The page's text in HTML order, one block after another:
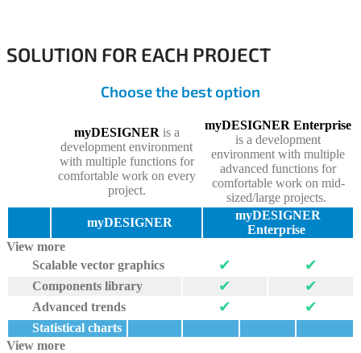
SOLUTION FOR EACH PROJECT
Choose the best option
myDESIGNER is a
development environment
with multiple functions for
comfortable work on every
project.
myDESIGNER Enterprise
is a development
environment with multiple
advanced functions for
comfortable work on mid-
sized/large projects.
myDESIGNER
myDESIGNER
Enterprise
View more
Scalable vector graphics
✔︎ ✔︎
Components library ✔︎ ✔︎
Advanced trends ✔︎ ✔︎
Statistical charts
View more